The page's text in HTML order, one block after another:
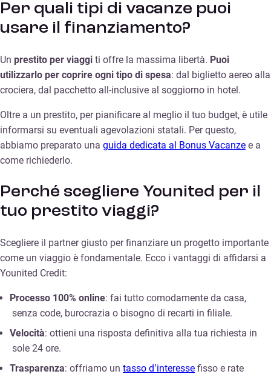
Per quali tipi di vacanze puoi
usare il finanziamento?
Un prestito per viaggi ti offre la massima libertà. Puoi
utilizzarlo per coprire ogni tipo di spesa: dal biglietto aereo alla
crociera, dal pacchetto all-inclusive al soggiorno in hotel.
Oltre a un prestito, per pianificare al meglio il tuo budget, è utile
informarsi su eventuali agevolazioni statali. Per questo,
abbiamo preparato una guida dedicata al Bonus Vacanze e a
come richiederlo.
Perché scegliere Younited per il
tuo prestito viaggi?
Scegliere il partner giusto per finanziare un progetto importante
come un viaggio è fondamentale. Ecco i vantaggi di affidarsi a
Younited Credit:
Processo 100% online: fai tutto comodamente da casa,
senza code, burocrazia o bisogno di recarti in filiale.
Velocità: ottieni una risposta definitiva alla tua richiesta in
sole 24 ore.
Trasparenza: offriamo un tasso d’interesse fisso e rate